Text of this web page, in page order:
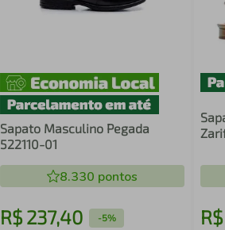
Sapato Masculino Pegada
522110-01
8.330 pontos
R$237,40 -5%
R$